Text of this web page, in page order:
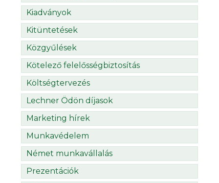
Kiadványok
Kitüntetések
Közgyűlések
Kötelező felelősségbiztosítás
Költségtervezés
Lechner Ödön díjasok
Marketing hírek
Munkavédelem
Német munkavállalás
Prezentációk